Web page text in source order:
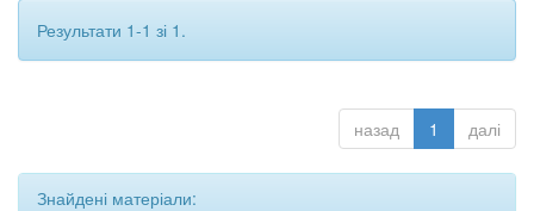
Результати 1-1 зі 1.
назад 1 далі
Знайдені матеріали: